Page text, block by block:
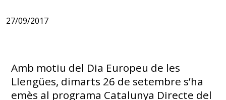
27/09/2017
Amb motiu del Dia Europeu de les
Llengües, dimarts 26 de setembre s’ha
emès al programa Catalunya Directe del